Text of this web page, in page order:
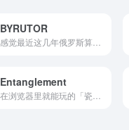
BYRUTOR
Entanglement